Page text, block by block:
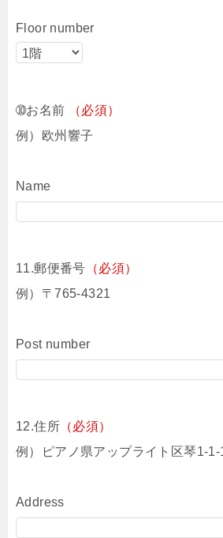
Floor number
➉お名前
（必須）
例）欧州響子
Name
11.郵便番号 （必須）
例）〒765-4321
Post number
12.住所 （必須）
例）ピアノ県アップライト区琴1-1-
Address